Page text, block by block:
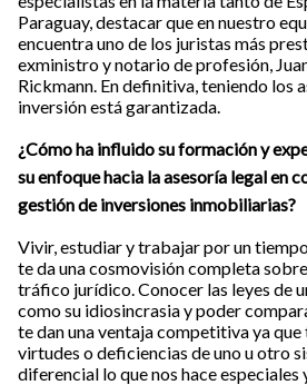
Paraguay, destacar que en nuestro
encuentra uno de los juristas más
exministro y notario de profesión,
Rickmann. En definitiva, teniendo los
inversión está garantizada.
¿Cómo ha influido su formación y
su enfoque hacia la asesoría legal en
gestión de inversiones inmobiliarias?
Vivir, estudiar y trabajar por un
te da una cosmovisión completa
tráfico jurídico. Conocer las leyes de
como su idiosincrasia y poder
te dan una ventaja competitiva ya que
virtudes o deficiencias de uno u otro
diferencial lo que nos hace